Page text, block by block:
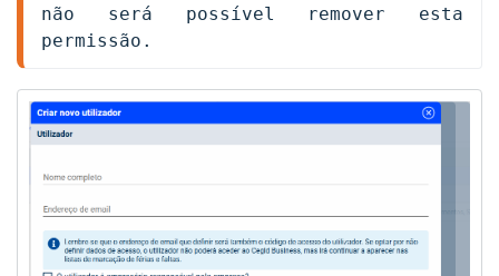
não será possível remover esta
permissão.